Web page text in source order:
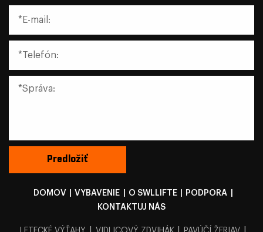
DOMOV VYBAVENIE O SWLLIFTE PODPORA
KONTAKTUJ NÁS